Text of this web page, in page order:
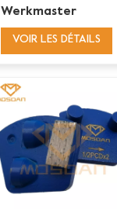
Werkmaster
TURBOSHARK-S 3"
VOIR LES DÉTAILS